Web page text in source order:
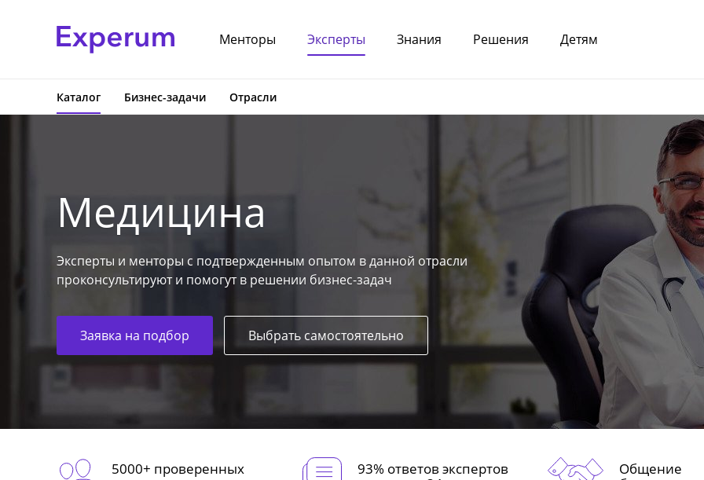
Менторы Эксперты Знания Решения Детям
Каталог Бизнес-задачи Отрасли
Медицина
Эксперты и менторы с подтвержденным опытом в данной отрасли
проконсультируют и помогут в решении бизнес-задач
Заявка на подбор Выбрать самостоятельно
5000+ проверенных
93% ответов экспертов
Общение